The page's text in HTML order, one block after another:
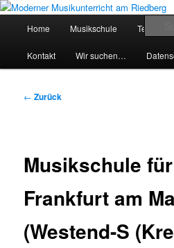
Zum
wechseln
Moderner
Home Musikschule Team
Kontakt Wir suchen…
Beitragsnavigation
← Zurück
Musikschule
Frankfurt am
(Westend-S